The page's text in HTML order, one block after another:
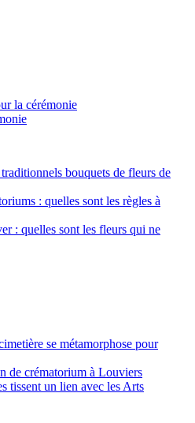
la cérémonie
bouquets de fleurs de
: quelles sont les règles à
: quelles sont les fleurs qui ne
se métamorphose pour
de crématorium à Louviers
tissent un lien avec les Arts